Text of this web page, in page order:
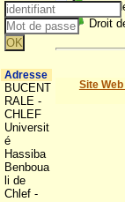
Droit
Droit
Site
Adresse
BUCENT
RALE -
CHLEF
Universit
é
Hassiba
Benboua
li de
Chlef -